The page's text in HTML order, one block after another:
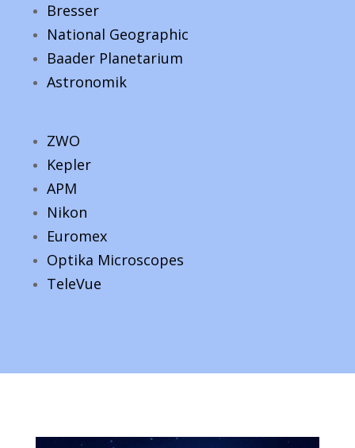
Bresser
National Geographic
Baader Planetarium
Astronomik
ZWO
Kepler
APM
Nikon
Euromex
Optika Microscopes
TeleVue